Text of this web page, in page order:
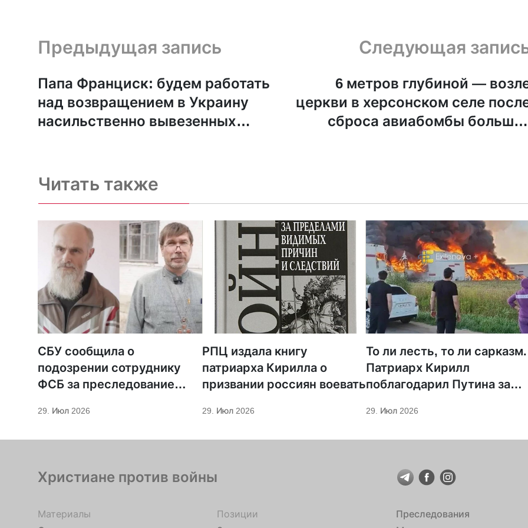
Предыдущая запись и следующая запись
Предыдущая запись
Папа Франциск: будем работать
над возвращением в Украину
насильственно вывезенных
Следующая
6 метров глубиной —
церкви в херсонском селе
сброса авиабомбы большая
Читать также
СБУ сообщила о
подозрении сотруднику
ФСБ за преследование
29. Июл 2026
РПЦ издала книгу
патриарха Кирилла о
призвании россиян воевать
29. Июл 2026
То ли лесть, то ли сарказм.
Патриарх Кирилл
поблагодарил Путина за
экономическое развитие
29. Июл 2026
Христиане против войны
Материалы
Позиции
Преследования